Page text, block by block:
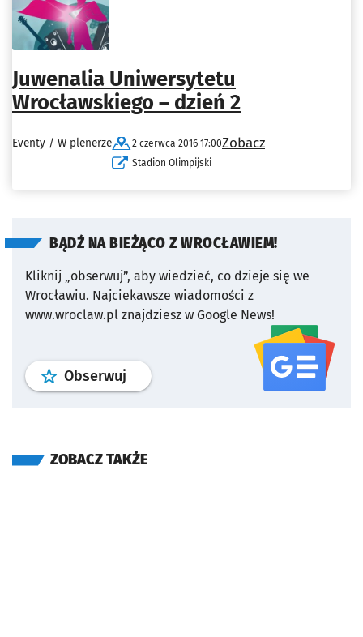
Juwenalia Uniwersytetu
Wrocławskiego – dzień 2
Eventy / W plenerze
2 czerwca 2016 17:00
Stadion Olimpijski
Zobacz
BĄDŹ NA BIEŻĄCO Z WROCŁAWIEM!
Kliknij „obserwuj”, aby wiedzieć, co dzieje się we
Wrocławiu. Najciekawsze wiadomości z
www.wroclaw.pl znajdziesz w Google News!
Obserwuj profil serwisu
ZOBACZ TAKŻE